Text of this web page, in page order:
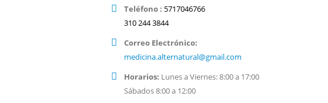
Teléfono : 5717046766
310 244 3844
Correo Electrónico:
medicina.alternatural@gmail.com
Horarios: Lunes a Viernes: 8:00 a 17:00
Sábados 8:00 a 12:00